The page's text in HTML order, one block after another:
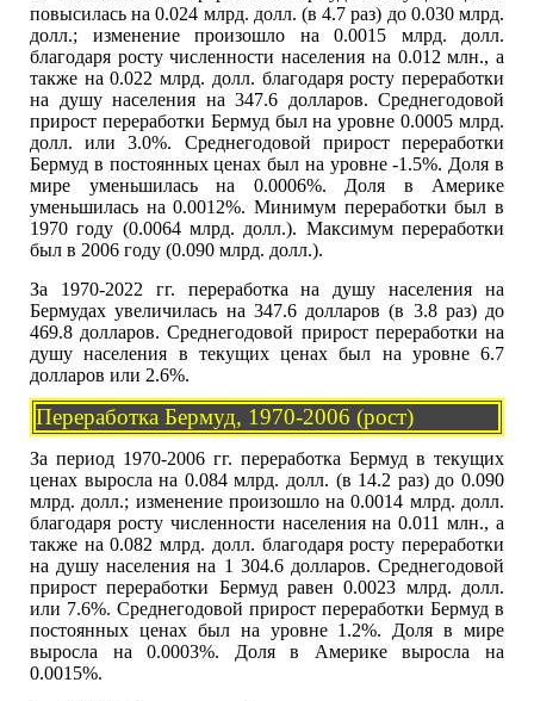
повысилась на 0.024 млрд. долл. (в 4.7 раз) до 0.030 млрд.
долл.; изменение произошло на 0.0015 млрд. долл.
благодаря росту численности населения на 0.012 млн., а
также на 0.022 млрд. долл. благодаря росту переработки
на душу населения на 347.6 долларов. Среднегодовой
прирост переработки Бермуд был на уровне 0.0005 млрд.
долл. или 3.0%. Среднегодовой прирост переработки
Бермуд в постоянных ценах был на уровне -1.5%. Доля в
мире уменьшилась на 0.0006%. Доля в Америке
уменьшилась на 0.0012%. Минимум переработки был в
1970 году (0.0064 млрд. долл.). Максимум переработки
был в 2006 году (0.090 млрд. долл.).
За 1970-2022 гг. переработка на душу населения на
Бермудах увеличилась на 347.6 долларов (в 3.8 раз) до
469.8 долларов. Среднегодовой прирост переработки на
душу населения в текущих ценах был на уровне 6.7
долларов или 2.6%.
Переработка Бермуд, 1970-2006 (рост)
За период 1970-2006 гг. переработка Бермуд в текущих
ценах выросла на 0.084 млрд. долл. (в 14.2 раз) до 0.090
млрд. долл.; изменение произошло на 0.0014 млрд. долл.
благодаря росту численности населения на 0.011 млн., а
также на 0.082 млрд. долл. благодаря росту переработки
на душу населения на 1 304.6 долларов. Среднегодовой
прирост переработки Бермуд равен 0.0023 млрд. долл.
или 7.6%. Среднегодовой прирост переработки Бермуд в
постоянных ценах был на уровне 1.2%. Доля в мире
выросла на 0.0003%. Доля в Америке выросла на
0.0015%.